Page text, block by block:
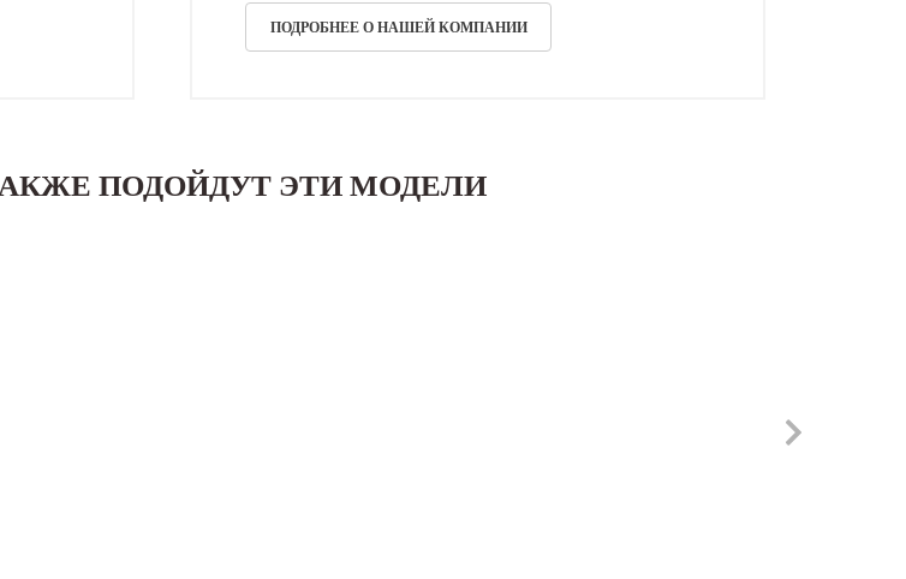
ПОДРОБНЕЕ О НАШЕЙ КОМПАНИИ
ПОДОЙДУТ ЭТИ МОДЕЛИ